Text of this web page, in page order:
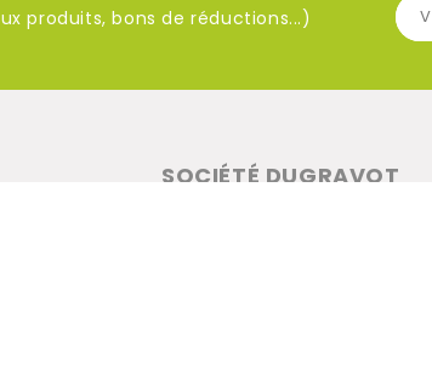
produits, bons de réductions...)
SOCIÉTÉ DUGRAVOT